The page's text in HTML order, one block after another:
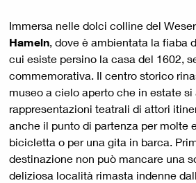
Immersa nelle dolci colline del
Hameln, dove è ambientata la fiaba
cui esiste persino la casa del 1602,
commemorativa. Il centro storico
museo a cielo aperto che in estate
rappresentazioni teatrali di attori
anche il punto di partenza per molte
bicicletta o per una gita in barca.
destinazione non può mancare una
deliziosa località rimasta indenne